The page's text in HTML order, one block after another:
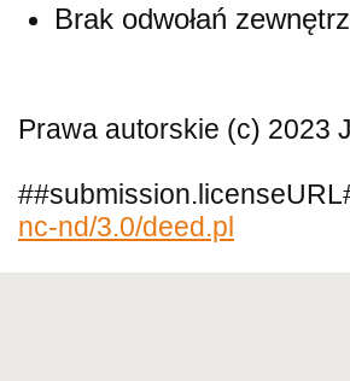
Brak odwołań
Prawa autorskie (c) 2023
nc-nd/3.0/deed.pl